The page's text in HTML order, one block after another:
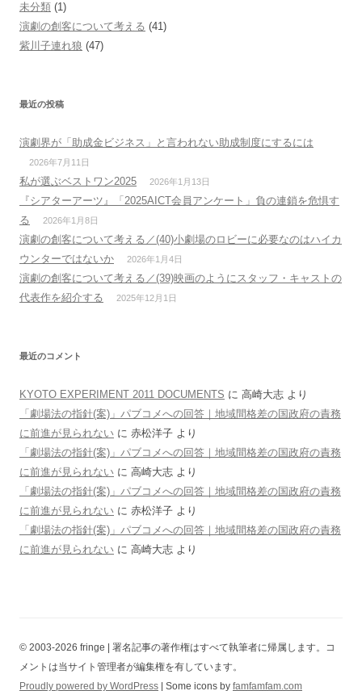
未分類 (1)
演劇の創客について考える (41)
紫川子連れ狼 (47)
最近の投稿
演劇界が「助成金ビジネス」と言われない助成制度にするには
2026年7月11日
私が選ぶベストワン2025 2026年1月13日
『シアターアーツ』「2025AICT会員アンケート」負の連鎖を危惧す
る
2026年1月8日
演劇の創客について考える／(40)小劇場のロビーに必要なのはハイカ
ウンターではないか
2026年1月4日
演劇の創客について考える／(39)映画のようにスタッフ・キャストの
代表作を紹介する
2025年12月1日
最近のコメント
KYOTO EXPERIMENT 2011 DOCUMENTS に 高崎大志 より
「劇場法の指針(案)」パブコメへの回答｜地域間格差の国政府の責務
に前進が見られない に 赤松洋子 より
「劇場法の指針(案)」パブコメへの回答｜地域間格差の国政府の責務
に前進が見られない に 高崎大志 より
「劇場法の指針(案)」パブコメへの回答｜地域間格差の国政府の責務
に前進が見られない に 赤松洋子 より
「劇場法の指針(案)」パブコメへの回答｜地域間格差の国政府の責務
に前進が見られない に 高崎大志 より
© 2003-2026 fringe | 署名記事の著作権はすべて執筆者に帰属します。コ
メントは当サイト管理者が編集権を有しています。
Proudly powered by WordPress | Some icons by famfamfam.com